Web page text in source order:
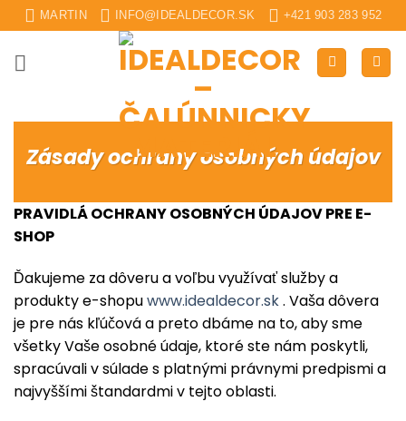
Skip
to
content
MARTIN INFO@IDEALDECOR.SK +421 903 283 952
Zásady ochrany osobných údajov
PRAVIDLÁOCHRANY OSOBNÝCH ÚDAJOV PRE E-
SHOP
Ďakujeme za dôveru a voľbu využívať služby a
produkty e-shopuwww.idealdecor.sk. Vaša dôvera
je pre nás kľúčová a preto dbáme na to, aby sme
všetky Vaše osobné údaje, ktoré ste nám poskytli,
spracúvali v súlade s platnými právnymi predpismi a
najvyššími štandardmi v tejto oblasti.